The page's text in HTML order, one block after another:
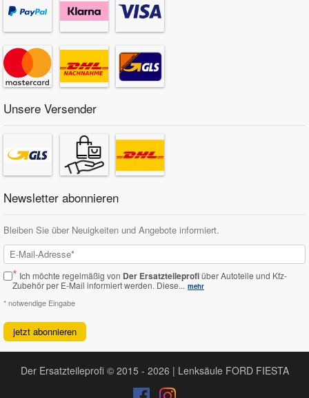
Unsere Versender
Newsletter abonnieren
Bleiben Sie über Neuigkeiten und Angebote informiert.
* Ich möchte regelmäßig von Der Ersatzteileprofiüber Autoteile und Kfz-
Zubehör per E-Mail informiert werden. Diese... mehr
* notwendige Eingabe
jetzt abonnieren
Der Ersatzteileprofi © 2015 - 2026 | Lenksäule FORD FIESTA